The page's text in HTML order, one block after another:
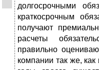
долгосрочными
краткосрочным
получают
расчеты
правильно
компании так же,